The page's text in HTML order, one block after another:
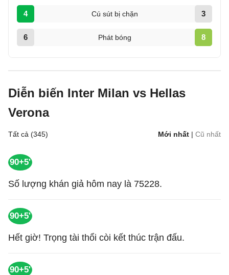
4 Cú sút bị chặn 3
6 Phát bóng 8
Diễn biến Inter Milan vs Hellas
Verona
Tất cả (345) Mới nhất | Cũ nhất
90+5'
Số lượng khán giả hôm nay là 75228.
90+5'
Hết giờ! Trọng tài thổi còi kết thúc trận đấu.
90+5'